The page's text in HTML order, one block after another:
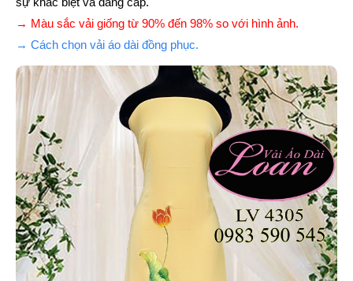
→ Màu sắc vải giống từ 90% đến 98% so với hình ảnh.
→ Cách chọn vải áo dài đồng phục.